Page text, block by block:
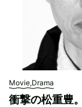
Movie,Drama
衝撃の松重豊